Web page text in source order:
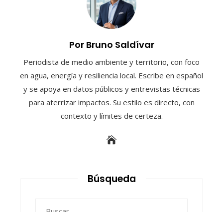
Por Bruno Saldívar
Periodista de medio ambiente y territorio, con foco
en agua, energía y resiliencia local. Escribe en español
y se apoya en datos públicos y entrevistas técnicas
para aterrizar impactos. Su estilo es directo, con
contexto y límites de certeza.
Búsqueda